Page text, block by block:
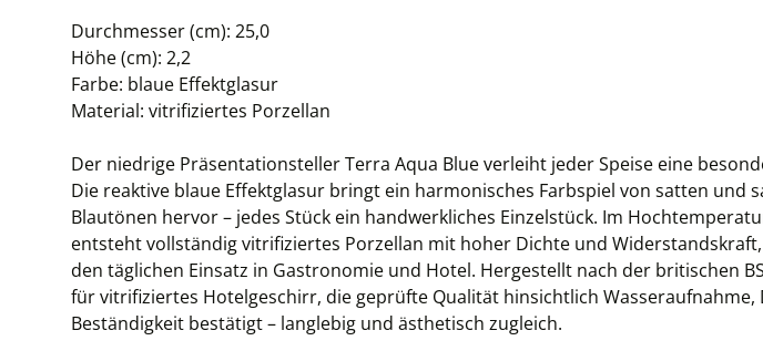
Durchmesser (cm): 25,0
Höhe (cm): 2,2
Farbe: blaue Effektglasur
Material: vitrifiziertes Porzellan
Der niedrige Präsentationsteller Terra Aqua Blue verleiht jeder Speise eine
Die reaktive blaue Effektglasur bringt ein harmonisches Farbspiel von satten und
Blautönen hervor – jedes Stück ein handwerkliches Einzelstück. Im
entsteht vollständig vitrifiziertes Porzellan mit hoher Dichte und
den täglichen Einsatz in Gastronomie und Hotel. Hergestellt nach der britischen
für vitrifiziertes Hotelgeschirr, die geprüfte Qualität hinsichtlich Wasseraufnahme,
Beständigkeit bestätigt – langlebig und ästhetisch zugleich.